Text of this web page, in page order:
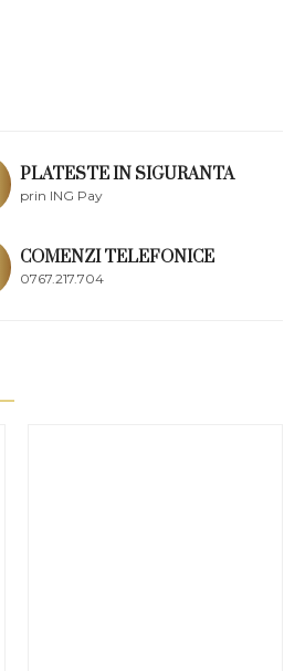
PLATESTE IN SIGURANTA
prin ING Pay
COMENZI TELEFONICE
0767.217.704